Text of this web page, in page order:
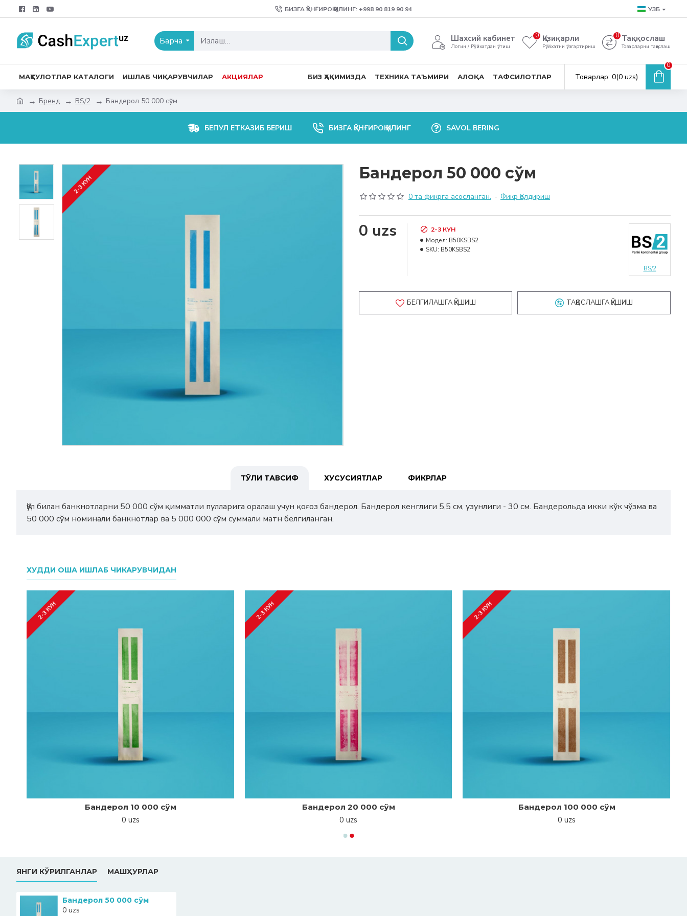
БИЗГА ҚЎНҒИРОҚ ҚИЛИНГ: +998 90 819 90 94 УЗБ
Барча Шахсий кабинет
Логин / Рўйхатдан ўтиш
Қизиқарли
Рўйхатни ўзгартириш
0 Таққослаш
Товарларни таққослаш
0
МАҲСУЛОТЛАР КАТАЛОГИ ИШЛАБ ЧИҚАРУВЧИЛАР АКЦИЯЛАР БИЗ ҲАҚИМИЗДА ТЕХНИКА ТАЪМИРИ АЛОҚА ТАФСИЛОТЛАР Товарлар: 0(0 uzs)
0
Бренд BS/2 Бандерол 50 000 сўм
БЕПУЛ ЕТКАЗИБ БЕРИШ БИЗГА ҚЎНҒИРОҚ ҚИЛИНГ SAVOL BERING
2-3 КУН
Бандерол 50 000 сўм
0 та фикрга асосланган. - Фикр Қолдириш
0 uzs
2-3 КУН
Модел: B50KSBS2
SKU: B50KSBS2
BS/2
БЕЛГИЛАШГА ҚЎШИШ ТАҚҚОСЛАШГА ҚЎШИШ
ТЎЛИҚ ТАВСИФ ХУСУСИЯТЛАР ФИКРЛАР
Қўл билан банкнотларни 50 000 сўм қимматли пулларига оралаш учун қоғоз бандерол. Бандерол кенглиги 5,5 см, узунлиги - 30 см. Бандерольда икки кўк чўзма ва
50 000 сўм номинали банкнотлар ва 5 000 000 сўм суммали матн белгиланган.
ХУДДИ ОША ИШЛАБ ЧИКАРУВЧИДАН
2-3 КУН
Бандерол 10 000 сўм
0 uzs
2-3 КУН
Бандерол 20 000 сўм
0 uzs
2-3 КУН
Бандерол 100 000 сўм
0 uzs
ЯНГИ КЎРИЛГАНЛАР МАШҲУРЛАР
Бандерол 50 000 сўм
0 uzs